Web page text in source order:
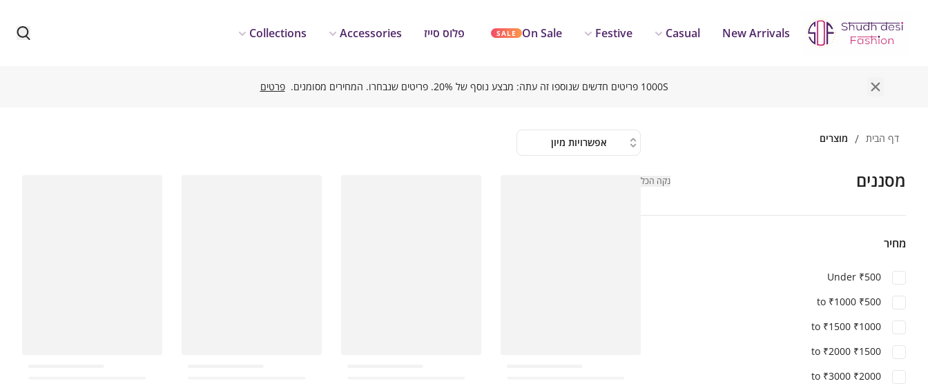
New Arrivals
Casual
Festive
On Sale
SALE פלוס סייז Accessories
Collections
1000S פריטים חדשים שנוספו זה עתה: מבצע נוסף של 20%. פריטים שנבחרו. המחירים מסומנים. פרטים
דף הבית / מוצרים
מסננים נקה הכל
מחיר
Under ₹500
₹500 to ₹1000
₹1000 to ₹1500
₹1500 to ₹2000
₹2000 to ₹3000
אפשרויות מיון